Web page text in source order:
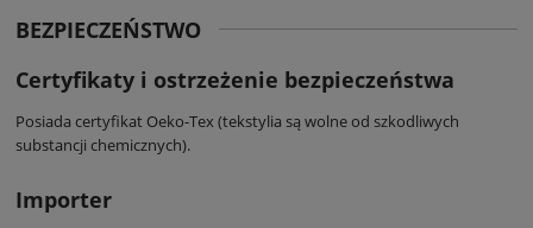
BEZPIECZEŃSTWO
Certyfikaty i ostrzeżenie bezpieczeństwa
Posiada certyfikat Oeko-Tex (tekstylia są wolne od szkodliwych
substancji chemicznych).
Importer